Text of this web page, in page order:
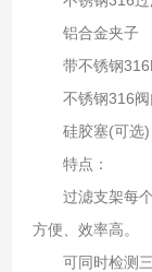
铝合金夹子
带不锈钢
不锈钢316阀
硅胶塞(可选)
特点：
过滤支架每个
方便、效率高。
可同时检测三